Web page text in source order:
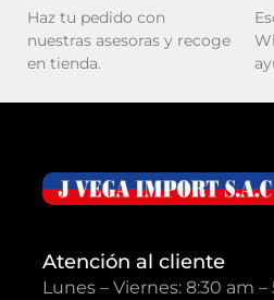
Haz tu pedido con
nuestras asesoras y recoge
en tienda.
Atención al cliente
Lunes – Viernes: 8:30 am